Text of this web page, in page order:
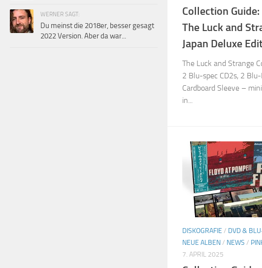
Collection
The Luck and
Japan Deluxe
The Luck and Strange
2 Blu-spec CD2s, 2
Cardboard Sleeve –
in...
DISKOGRAFIE / DVD &
NEUE ALBEN/ NEWS /
7. APRIL 2025
WERNER SAGT:
Du meinst die 2018er, besser gesagt
2022 Version. Aber da war...